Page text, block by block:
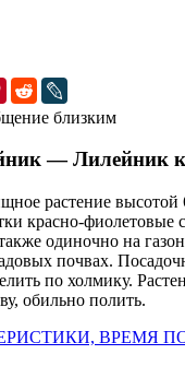
близким
— Лилейник
растение
красно-
одиночно на
почвах.
по холмику.
обильно полить.
ВРЕМЯ